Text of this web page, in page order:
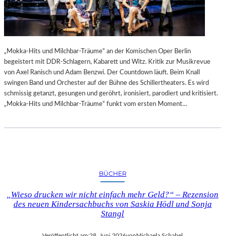
„Mokka-Hits und Milchbar-Träume“ an der Komischen Oper Berlin
begeistert mit DDR-Schlagern, Kabarett und Witz. Kritik zur Musikrevue
von Axel Ranisch und Adam Benzwi. Der Countdown läuft. Beim Knall
swingen Band und Orchester auf der Bühne des Schillertheaters. Es wird
schmissig getanzt, gesungen und geröhrt, ironisiert, parodiert und kritisiert.
„Mokka-Hits und Milchbar-Träume“ funkt vom ersten Moment…
BÜCHER
„Wieso drucken wir nicht einfach mehr Geld?“ – Rezension
des neuen Kindersachbuchs von Saskia Hödl und Sonja
Stangl